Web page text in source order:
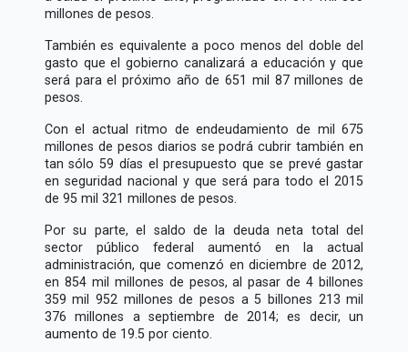
millones de pesos.
También es equivalente a poco menos del doble del
gasto que el gobierno canalizará a educación y que
será para el próximo año de 651 mil 87 millones de
pesos.
Con el actual ritmo de endeudamiento de mil 675
millones de pesos diarios se podrá cubrir también en
tan sólo 59 días el presupuesto que se prevé gastar
en seguridad nacional y que será para todo el 2015
de 95 mil 321 millones de pesos.
Por su parte, el saldo de la deuda neta total del
sector público federal aumentó en la actual
administración, que comenzó en diciembre de 2012,
en 854 mil millones de pesos, al pasar de 4 billones
359 mil 952 millones de pesos a 5 billones 213 mil
376 millones a septiembre de 2014; es decir, un
aumento de 19.5 por ciento.